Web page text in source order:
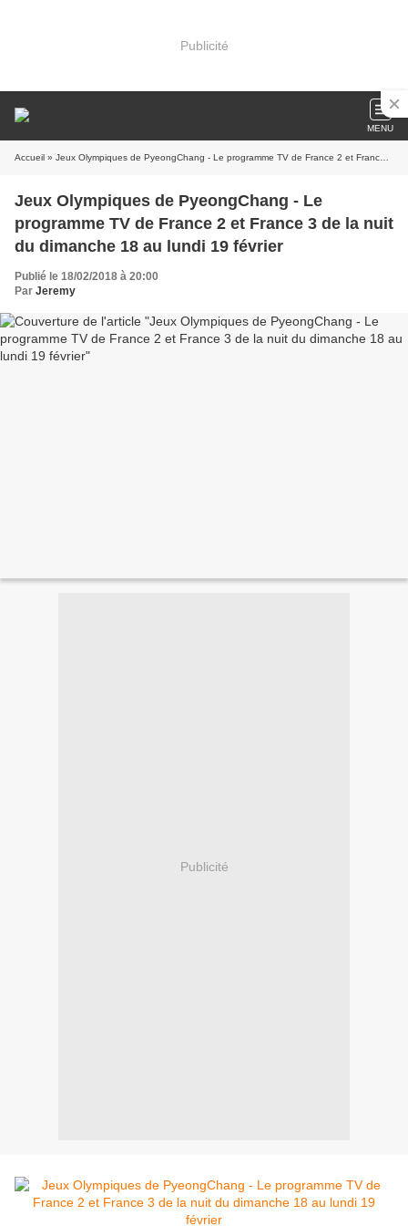
Publicité
MENU
Accueil » Jeux Olympiques de PyeongChang - Le programme TV de France 2 et France 3 de la nuit du dimanche 18 au lundi 19 février
Jeux Olympiques de PyeongChang - Le
programme TV de France 2 et France 3 de la nuit
du dimanche 18 au lundi 19 février
Publié le 18/02/2018 à 20:00
Par Jeremy
Publicité